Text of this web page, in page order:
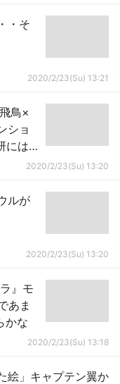
・そ
2020/2/23(Su) 13:21
鳥×
ショ
には手
2020/2/23(Su) 13:20
ルが
2020/2/23(Su) 13:20
』モ
あま
かな
2020/2/23(Su) 13:18
絵」キャプテン翼か